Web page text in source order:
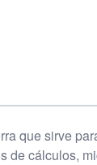
que sirve
de cálculos,